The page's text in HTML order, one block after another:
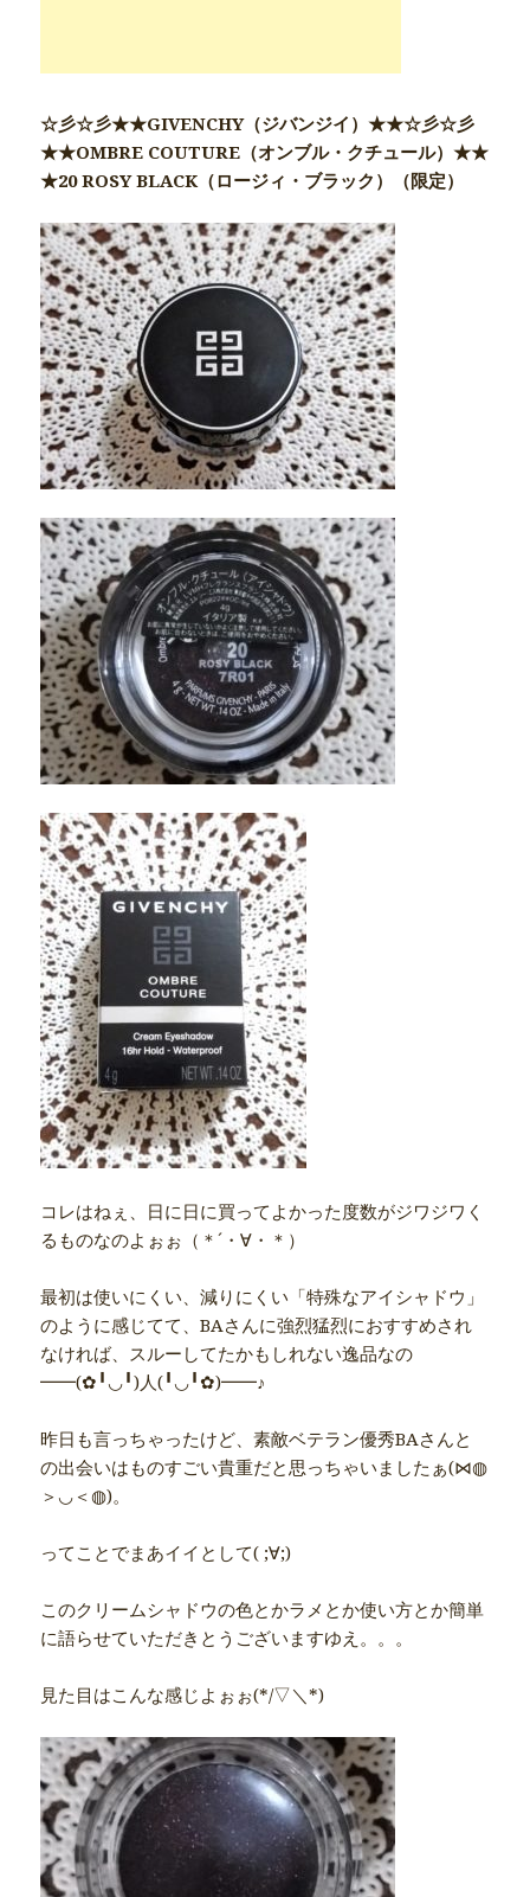
☆彡☆彡★★GIVENCHY（ジバンジイ）★★☆彡☆彡
★★OMBRE COUTURE（オンブル・クチュール）★★
★20 ROSY BLACK（ロージィ・ブラック）（限定）
コレはねぇ、日に日に買ってよかった度数がジワジワく
るものなのよぉぉ（＊´・∀・＊）
最初は使いにくい、減りにくい「特殊なアイシャドウ」
のように感じてて、BAさんに強烈猛烈におすすめされ
なければ、スルーしてたかもしれない逸品なの
━━(✿╹◡╹)人(╹◡╹✿)━━♪
昨日も言っちゃったけど、素敵ベテラン優秀BAさんと
の出会いはものすごい貴重だと思っちゃいましたぁ(⋈◍
＞◡＜◍)。
ってことでまあイイとして( ;∀;)
このクリームシャドウの色とかラメとか使い方とか簡単
に語らせていただきとうございますゆえ。。。
見た目はこんな感じよぉぉ(*/▽＼*)